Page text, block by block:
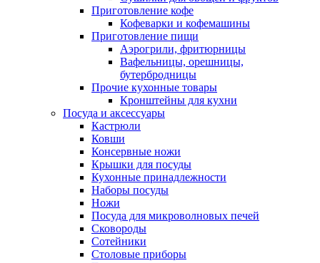
Приготовление кофе
Кофеварки и кофемашины
Приготовление пищи
Аэрогрили, фритюрницы
Вафельницы, орешницы,
бутербродницы
Прочие кухонные товары
Кронштейны для кухни
Посуда и аксессуары
Кастрюли
Ковши
Консервные ножи
Крышки для посуды
Кухонные принадлежности
Наборы посуды
Ножи
Посуда для микроволновых печей
Сковороды
Сотейники
Столовые приборы